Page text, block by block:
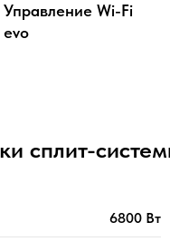
Управление Wi-Fi
evo
сплит-
6800 Вт